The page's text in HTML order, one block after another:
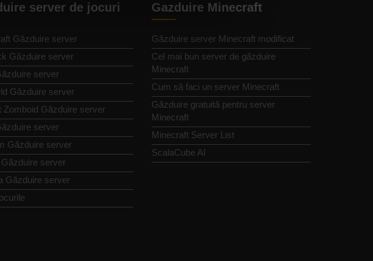
server de jocuri
Găzduire server
Găzduire server
server
Găzduire server
Zomboid Găzduire server
server
Găzduire server
server
Găzduire server
Gazduire Minecraft
Găzduire server Minecraft modificat
Cel mai bun server de găzduire
Minecraft
Cum să faci un server Minecraft
Găzduire gratuită pentru server
Minecraft
Minecraft Server List
ScalaCube AI